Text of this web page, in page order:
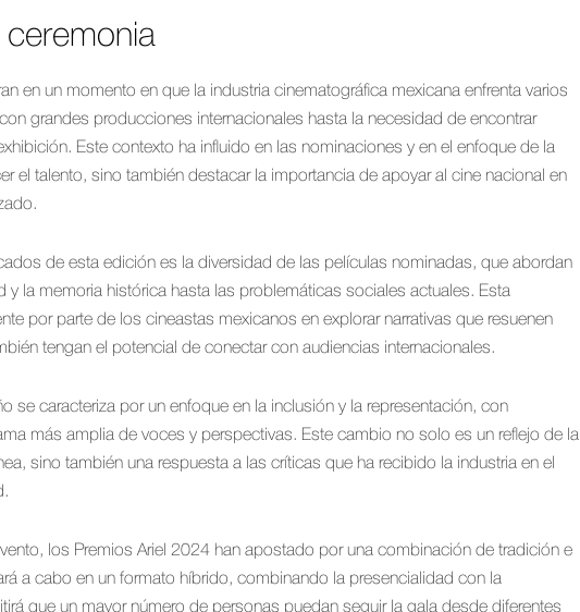
en un momento en que la industria cinematográfica mexicana enfrenta varios
grandes producciones internacionales hasta la necesidad de encontrar
Este contexto ha influido en las nominaciones y en el enfoque de la
el talento, sino también destacar la importancia de apoyar al cine nacional en
de esta edición es la diversidad de las películas nominadas, que abordan
y la memoria histórica hasta las problemáticas sociales actuales. Esta
por parte de los cineastas mexicanos en explorar narrativas que resuenen
tengan el potencial de conectar con audiencias internacionales.
se caracteriza por un enfoque en la inclusión y la representación, con
más amplia de voces y perspectivas. Este cambio no solo es un reflejo de la
sino también una respuesta a las críticas que ha recibido la industria en el
los Premios Ariel 2024 han apostado por una combinación de tradición e
a cabo en un formato híbrido, combinando la presencialidad con la
que un mayor número de personas puedan seguir la gala desde diferentes